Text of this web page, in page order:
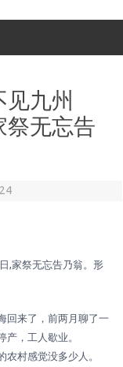
九州
祭无忘告
,家祭无忘告乃翁。形
回来了，前两月聊了一
，工人歇业。
村感觉没多少人。